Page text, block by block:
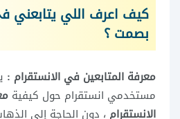
كيف اعرف اللي يتابعني
بصمت ؟
معرفة المتابعين في الانستقرام :
مستخدمي انستقرام حول كيفية
الانستقرام ، دون الحاجة إلى